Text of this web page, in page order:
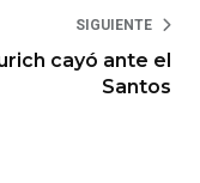
SIGUIENTE
cayó ante el
Santos